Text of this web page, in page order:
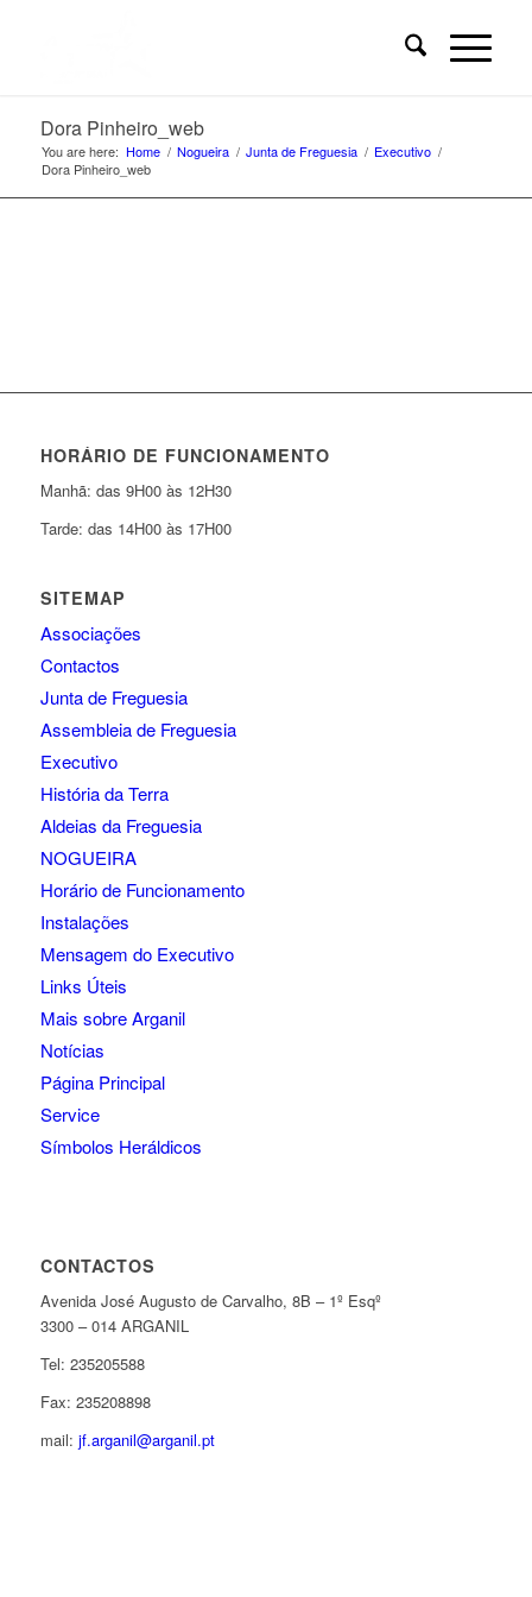
Dora Pinheiro_web
You are here: Home / Nogueira / Junta de Freguesia / Executivo /
Dora Pinheiro_web
HORÁRIO DE FUNCIONAMENTO
Manhã: das 9H00 às 12H30
Tarde: das 14H00 às 17H00
SITEMAP
Associações
Contactos
Junta de Freguesia
Assembleia de Freguesia
Executivo
História da Terra
Aldeias da Freguesia
NOGUEIRA
Horário de Funcionamento
Instalações
Mensagem do Executivo
Links Úteis
Mais sobre Arganil
Notícias
Página Principal
Service
Símbolos Heráldicos
CONTACTOS
Avenida José Augusto de Carvalho, 8B – 1º Esqº
3300 – 014 ARGANIL
Tel: 235205588
Fax: 235208898
mail: jf.arganil@arganil.pt